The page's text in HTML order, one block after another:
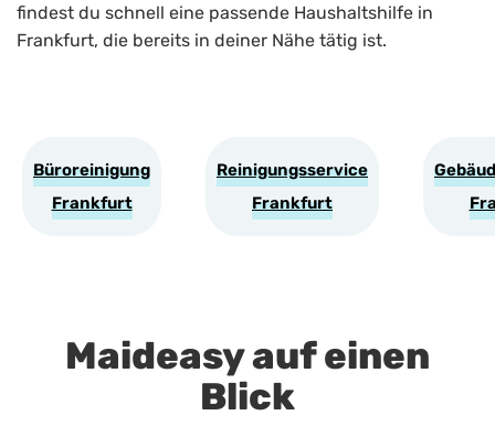
findest du schnell eine passende Haushaltshilfe in
Frankfurt, die bereits in deiner Nähe tätig ist.
Büroreinigung
Frankfurt
Reinigungsservice
Frankfurt
Maideasy auf einen
Blick